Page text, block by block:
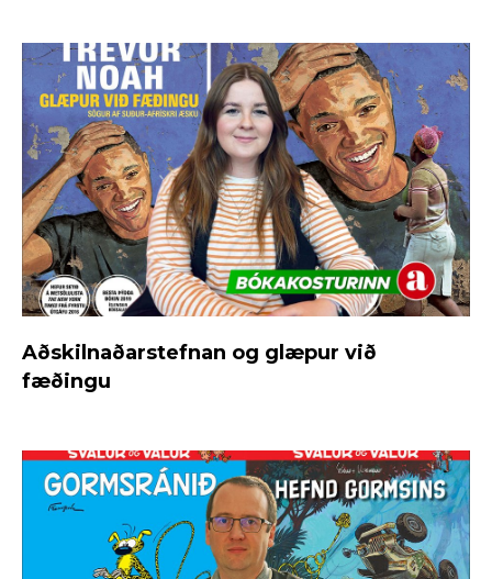
Aðskilnaðarstefnan og glæpur við
fæðingu